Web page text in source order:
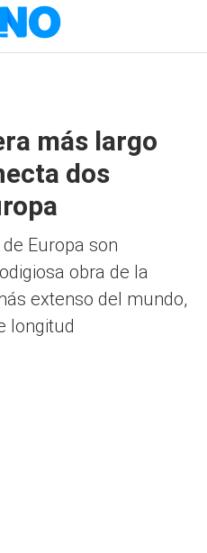
más largo
dos
Europa son
obra de la
extenso del mundo,
longitud